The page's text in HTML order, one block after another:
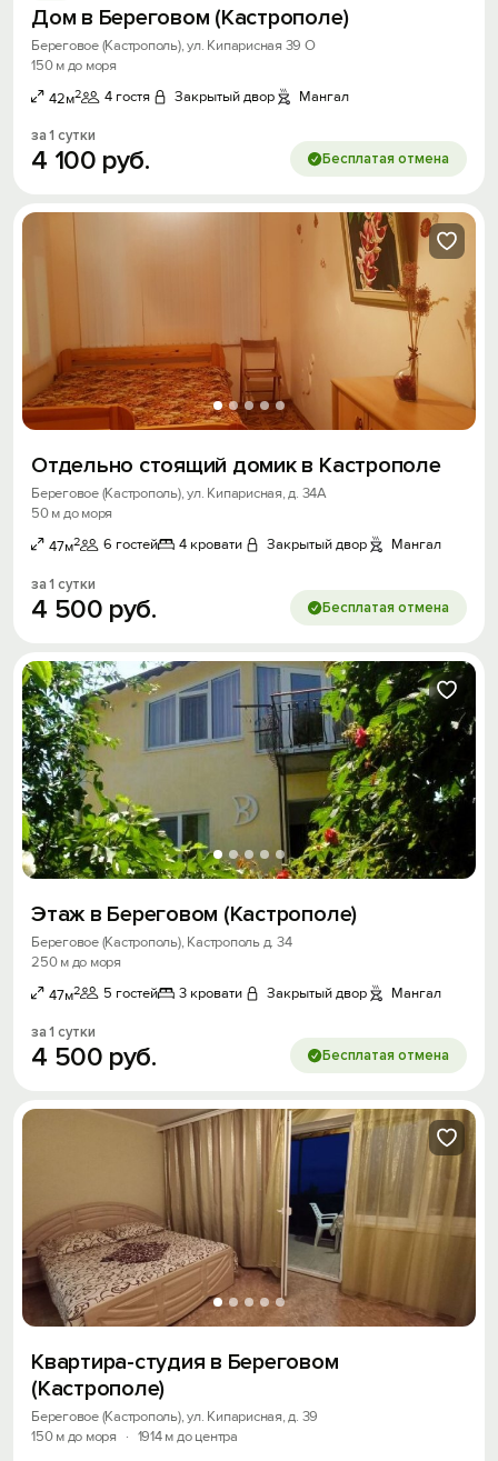
Дом в Береговом (Кастрополе)
Береговое (Кастрополь), ул. Кипарисная 39 О
150 м до моря
42м2 4 гостя Закрытый двор Мангал
за 1 сутки
4 100 руб. Бесплатая отмена
Отдельно стоящий домик в Кастрополе
Береговое (Кастрополь), ул. Кипарисная, д. 34А
50 м до моря
47м2 6 гостей 4 кровати Закрытый двор Мангал
за 1 сутки
4 500 руб. Бесплатая отмена
Этаж в Береговом (Кастрополе)
Береговое (Кастрополь), Кастрополь д. 34
250 м до моря
47м2 5 гостей 3 кровати Закрытый двор Мангал
за 1 сутки
4 500 руб. Бесплатая отмена
Квартира-студия в Береговом
(Кастрополе)
Береговое (Кастрополь), ул. Кипарисная, д. 39
150 м до моря
· 1914 м до центра